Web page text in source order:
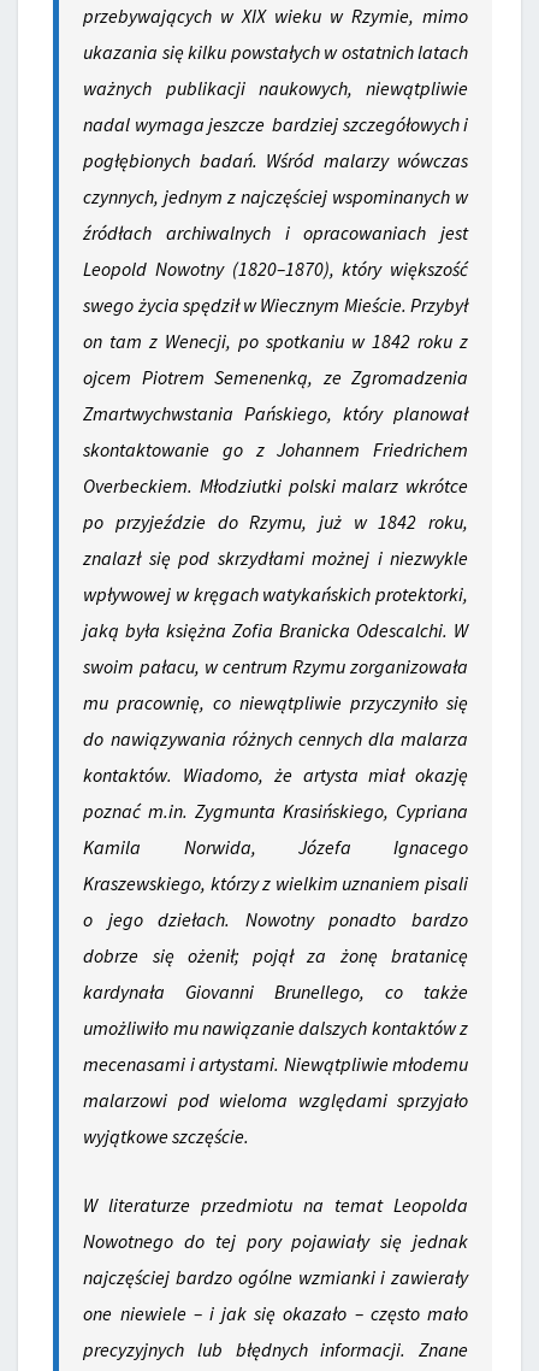
przebywających w XIX wieku w Rzymie, mimo
ukazania się kilku powstałych w ostatnich latach
ważnych publikacji naukowych, niewątpliwie
nadal wymaga jeszcze bardziej szczegółowych i
pogłębionych badań. Wśród malarzy wówczas
czynnych, jednym z najczęściej wspominanych w
źródłach archiwalnych i opracowaniach jest
Leopold Nowotny (1820–1870), który większość
swego życia spędził w Wiecznym Mieście. Przybył
on tam z Wenecji, po spotkaniu w 1842 roku z
ojcem Piotrem Semenenką, ze Zgromadzenia
Zmartwychwstania Pańskiego, który planował
skontaktowanie go z Johannem Friedrichem
Overbeckiem. Młodziutki polski malarz wkrótce
po przyjeździe do Rzymu, już w 1842 roku,
znalazł się pod skrzydłami możnej i niezwykle
wpływowej w kręgach watykańskich protektorki,
jaką była księżna Zofia Branicka Odescalchi. W
swoim pałacu, w centrum Rzymu zorganizowała
mu pracownię, co niewątpliwie przyczyniło się
do nawiązywania różnych cennych dla malarza
kontaktów. Wiadomo, że artysta miał okazję
poznać m.in. Zygmunta Krasińskiego, Cypriana
Kamila Norwida, Józefa Ignacego
Kraszewskiego, którzy z wielkim uznaniem pisali
o jego dziełach. Nowotny ponadto bardzo
dobrze się ożenił; pojął za żonę bratanicę
kardynała Giovanni Brunellego, co także
umożliwiło mu nawiązanie dalszych kontaktów z
mecenasami i artystami. Niewątpliwie młodemu
malarzowi pod wieloma względami sprzyjało
wyjątkowe szczęście.
W literaturze przedmiotu na temat Leopolda
Nowotnego do tej pory pojawiały się jednak
najczęściej bardzo ogólne wzmianki i zawierały
one niewiele – i jak się okazało – często mało
precyzyjnych lub błędnych informacji. Znane